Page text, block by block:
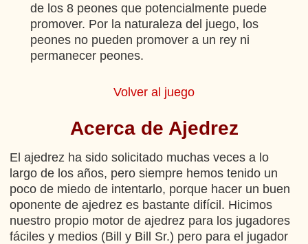
de los 8 peones que potencialmente puede
promover. Por la naturaleza del juego, los
peones no pueden promover a un rey ni
permanecer peones.
Volver al juego
Acerca de Ajedrez
El ajedrez ha sido solicitado muchas veces a lo
largo de los años, pero siempre hemos tenido un
poco de miedo de intentarlo, porque hacer un buen
oponente de ajedrez es bastante difícil. Hicimos
nuestro propio motor de ajedrez para los jugadores
fáciles y medios (Bill y Bill Sr.) pero para el jugador